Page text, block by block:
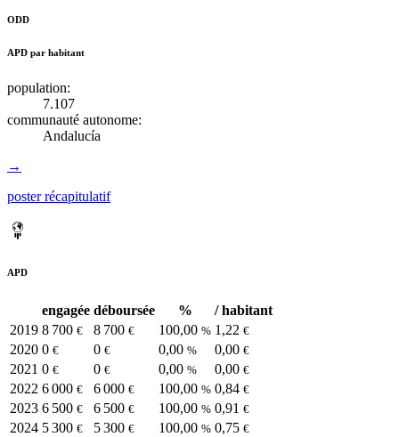
ODD
APD par habitant
population:
7.107
communauté autonome:
Andalucía
→
poster récapitulatif
APD
engagée déboursée %
/ habitant
2019 8 700 € 8 700 € 100,00 % 1,22 €
2020 0 € 0 € 0,00 % 0,00 €
2021 0 € 0 € 0,00 % 0,00 €
2022 6 000 € 6 000 € 100,00 % 0,84 €
2023 6 500 € 6 500 € 100,00 % 0,91 €
2024 5 300 € 5 300 € 100,00 % 0,75 €